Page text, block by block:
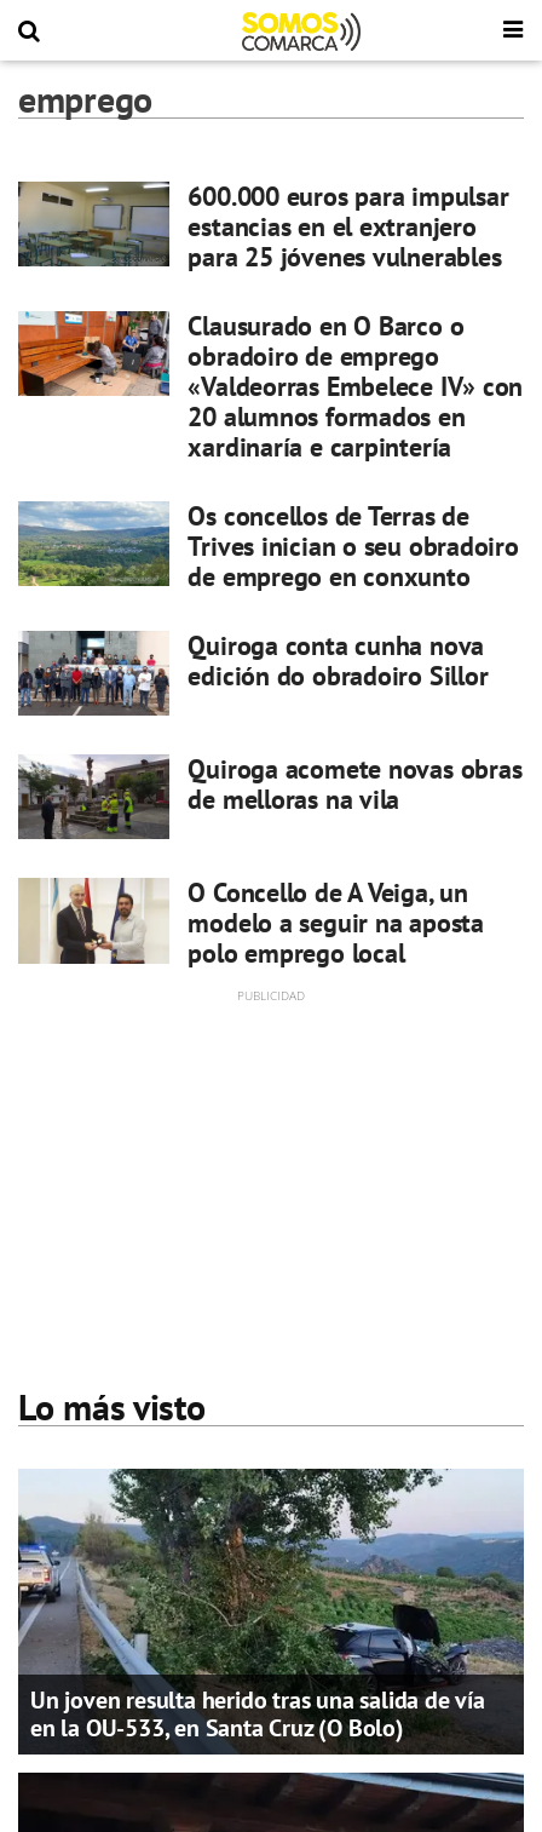
emprego
600.000 euros para impulsar
estancias en el extranjero
para 25 jóvenes vulnerables
Clausurado en O Barco o
obradoiro de emprego
«Valdeorras Embelece IV» con
20 alumnos formados en
xardinaría e carpintería
Os concellos de Terras de
Trives inician o seu obradoiro
de emprego en conxunto
Quiroga conta cunha nova
edición do obradoiro Sillor
Quiroga acomete novas obras
de melloras na vila
O Concello de A Veiga, un
modelo a seguir na aposta
polo emprego local
Lo más visto
Un joven resulta herido tras una salida de vía
en la OU-533, en Santa Cruz (O Bolo)